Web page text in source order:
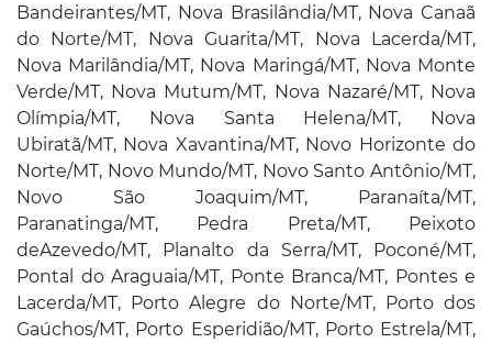
Bandeirantes/MT, Nova Brasilândia/MT, Nova Canaã
do Norte/MT, Nova Guarita/MT, Nova Lacerda/MT,
Nova Marilândia/MT, Nova Maringá/MT, Nova Monte
Verde/MT, Nova Mutum/MT, Nova Nazaré/MT, Nova
Olímpia/MT, Nova Santa Helena/MT, Nova
Ubiratã/MT, Nova Xavantina/MT, Novo Horizonte do
Norte/MT, Novo Mundo/MT, Novo Santo Antônio/MT,
Novo São Joaquim/MT, Paranaíta/MT,
Paranatinga/MT, Pedra Preta/MT, Peixoto
deAzevedo/MT, Planalto da Serra/MT, Poconé/MT,
Pontal do Araguaia/MT, Ponte Branca/MT, Pontes e
Lacerda/MT, Porto Alegre do Norte/MT, Porto dos
Gaúchos/MT, Porto Esperidião/MT, Porto Estrela/MT,